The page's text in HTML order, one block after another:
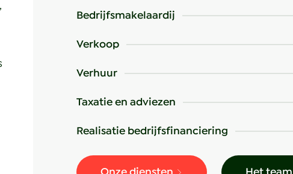
Bedrijfsmakelaardij
Verkoop
Verhuur
Taxatie en adviezen
Realisatie bedrijfsfinanciering